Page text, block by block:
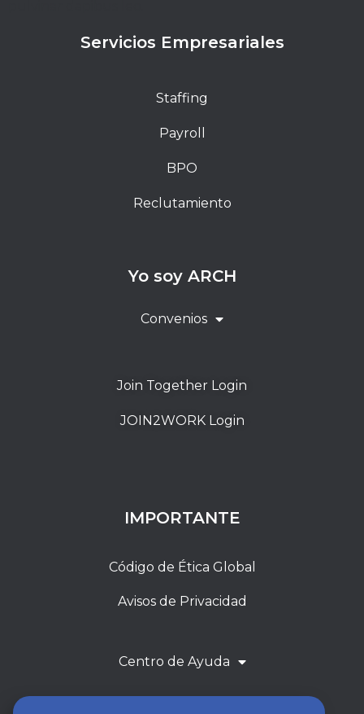
Servicios Empresariales
Staffing
Payroll
BPO
Reclutamiento
Yo soy ARCH
Convenios
Join Together Login
JOIN2WORK Login
IMPORTANTE
Código de Ética Global
Avisos de Privacidad
Centro de Ayuda